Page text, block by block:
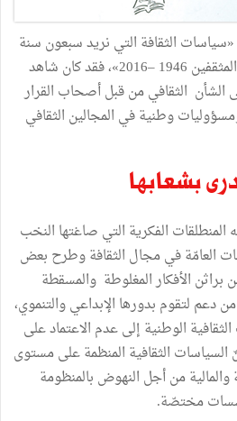
الثقافة التي نريد سبعون سنة
من تأمّلات وتصوّرات أجيال المثقفين 1946 –2016»، فقد كان شاهد
الثقافي من قبل أصحاب القرار
وطنية في المجالين الثقافي
بشعابها
الفكرية التي صاغتها النخب
العامّة في مجال الثقافة وطرح بعض
الأفكار المغلوطة والمسقطة
دعم لتقوم بدورها الإبداعي والتنموي،
الوطنية إلى عدم الاعتماد على
الثقافية المنظمة على مستوى
والمالية من أجل النهوض بالمنظومة
مختصّة.